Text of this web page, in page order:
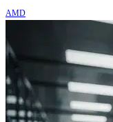
AMD